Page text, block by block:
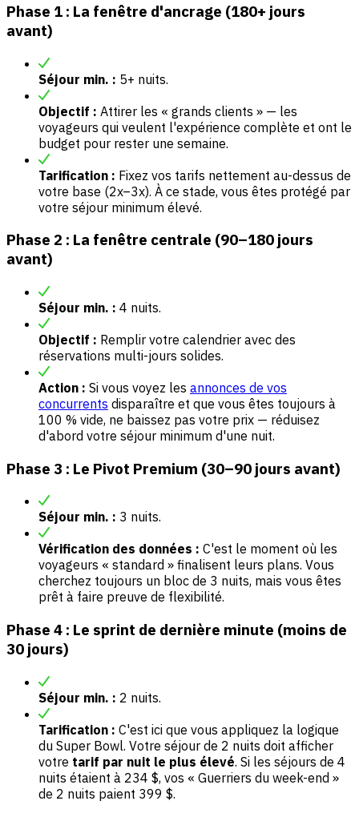
Phase 1 : La fenêtre d'ancrage (180+ jours
avant)
Séjour min. : 5+ nuits.
Objectif : Attirer les « grands clients » — les
voyageurs qui veulent l'expérience complète et ont le
budget pour rester une semaine.
Tarification : Fixez vos tarifs nettement au-dessus de
votre base (2x–3x). À ce stade, vous êtes protégé par
votre séjour minimum élevé.
Phase 2 : La fenêtre centrale (90–180 jours
avant)
Séjour min. : 4 nuits.
Objectif : Remplir votre calendrier avec des
réservations multi-jours solides.
Action : Si vous voyez les annonces de vos
concurrents disparaître et que vous êtes toujours à
100 % vide, ne baissez pas votre prix — réduisez
d'abord votre séjour minimum d'une nuit.
Phase 3 : Le Pivot Premium (30–90 jours avant)
Séjour min. : 3 nuits.
Vérification des données : C'est le moment où les
voyageurs « standard » finalisent leurs plans. Vous
cherchez toujours un bloc de 3 nuits, mais vous êtes
prêt à faire preuve de flexibilité.
Phase 4 : Le sprint de dernière minute (moins de
30 jours)
Séjour min. : 2 nuits.
Tarification : C'est ici que vous appliquez la logique
du Super Bowl. Votre séjour de 2 nuits doit afficher
votre tarif par nuit le plus élevé. Si les séjours de 4
nuits étaient à 234 $, vos « Guerriers du week-end »
de 2 nuits paient 399 $.